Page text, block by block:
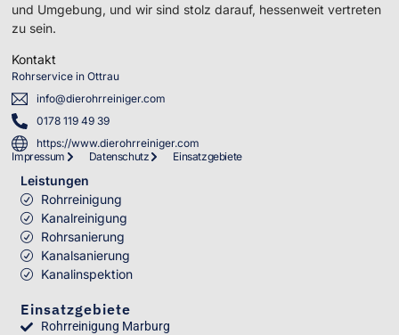
und Umgebung, und wir sind stolz darauf, hessenweit vertreten
zu sein.
Kontakt
Rohrservice in Ottrau
info@dierohrreiniger.com
0178 119 49 39
https://www.dierohrreiniger.com
Impressum
Datenschutz Einsatzgebiete
Leistungen
Rohrreinigung
Kanalreinigung
Rohrsanierung
Kanalsanierung
Kanalinspektion
Einsatzgebiete
Rohrreinigung Marburg